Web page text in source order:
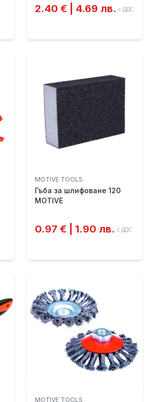
2.40 € | 4.69 лв. с ДДС
MOTIVE TOOLS
Гъба за шлифоване 120
MOTIVE
0.97 € | 1.90 лв. с ДДС
MOTIVE TOOLS